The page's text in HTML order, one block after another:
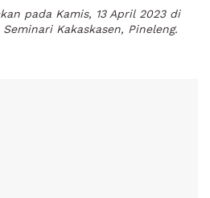
pada Kamis, 13 April 2023 di
Kakaskasen, Pineleng.